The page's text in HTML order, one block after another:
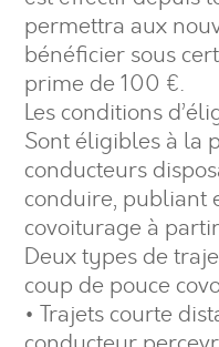
permettra aux
bénéficier sous
prime de 100 €.
Les conditions
Sont éligibles à la
conducteurs
conduire, publiant
covoiturage à
Deux types de
coup de pouce
• Trajets courte